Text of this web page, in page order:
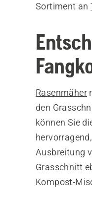
Sortiment an
Rasenmäher
den
können Sie
Ausbreitung
Grasschnitt
Kompost-